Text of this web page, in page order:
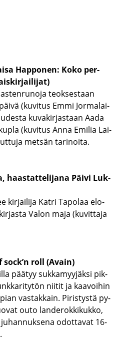
Hap­po­nen: Koko per­
teok­ses­taan
(ku­vi­tus Emmi Jor­ma­lai­
ku­va­kir­jas­taan Aada
(ku­vi­tus Anna Emi­lia Lai­
met­sän ta­ri­noi­ta.
haas­tat­te­li­ja­na Päivi Luk­
kir­jai­li­ja Katri Ta­po­laa elo­
Valon maja (ku­vit­ta­ja
roll (Avain)
pää­tyy suk­ka­myy­jäk­si pik­
nii­tit ja kaa­voi­hin
vas­tak­kain. Pi­ris­tys­tä py­
outo lan­de­rok­ki­kuk­ko,
odot­ta­vat 16-​